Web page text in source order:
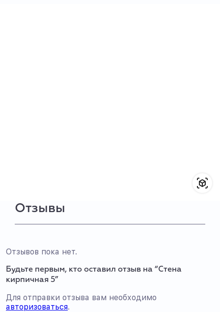
Отзывы
Отзывов пока нет.
Будьте первым, кто оставил отзыв на “Стена
кирпичная 5”
Для отправки отзыва вам необходимо
авторизоваться.